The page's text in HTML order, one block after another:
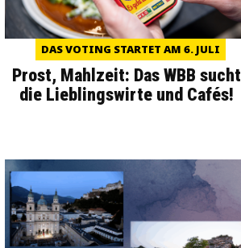
DAS VOTING STARTET AM 6. JULI
Prost, Mahlzeit: Das WBB sucht
die Lieblingswirte und Cafés!